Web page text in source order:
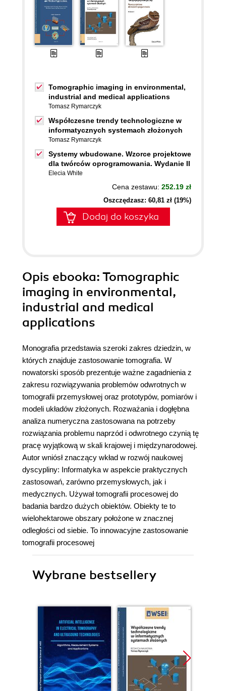
Tomographic imaging in environmental,
industrial and medical applications
Tomasz Rymarczyk
Współczesne trendy technologiczne w
informatycznych systemach złożonych
Tomasz Rymarczyk
Systemy wbudowane. Wzorce projektowe
dla twórców oprogramowania. Wydanie II
Elecia White
Cena zestawu: 252.19 zł
Oszczędzasz: 60,81 zł (19%)
Dodaj do koszyka
Opis ebooka: Tomographic
imaging in environmental,
industrial and medical
applications
Monografia przedstawia szeroki zakres dziedzin, w
których znajduje zastosowanie tomografia. W
nowatorski sposób prezentuje ważne zagadnienia z
zakresu rozwiązywania problemów odwrotnych w
tomografii przemysłowej oraz prototypów, pomiarów i
modeli układów złożonych. Rozważania i dogłębna
analiza numeryczna zastosowana na potrzeby
rozwiązania problemu naprzód i odwrotnego czynią tę
pracę wyjątkową w skali krajowej i międzynarodowej.
Autor wniósł znaczący wkład w rozwój naukowej
dyscypliny: Informatyka w aspekcie praktycznych
zastosowań, zarówno przemysłowych, jak i
medycznych. Używał tomografii procesowej do
badania bardzo dużych obiektów. Obiekty te to
wielohektarowe obszary położone w znacznej
odległości od siebie. To innowacyjne zastosowanie
tomografii procesowej
Wybrane bestsellery